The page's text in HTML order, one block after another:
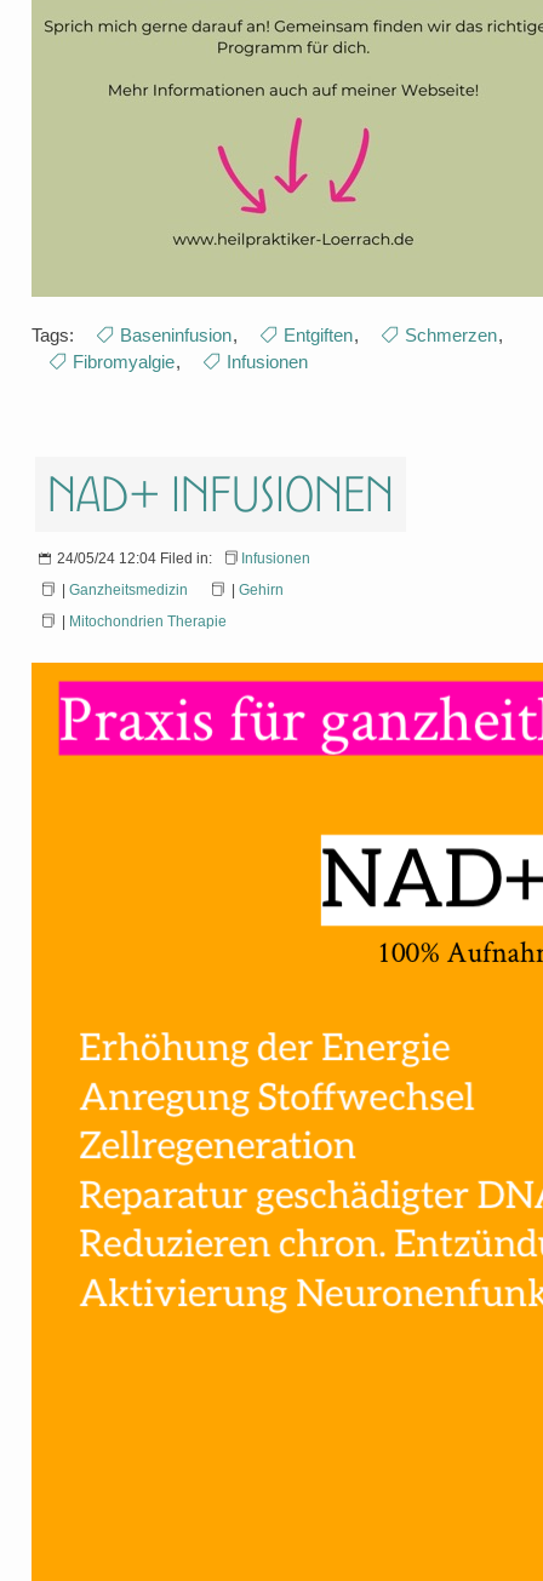
Tags: Baseninfusion, Entgiften, Schmerzen,
Fibromyalgie, Infusionen
NAD+ Infusionen
24/05/24 12:04 Filed in:
Infusionen
Ganzheitsmedizin
Gehirn
Mitochondrien Therapie